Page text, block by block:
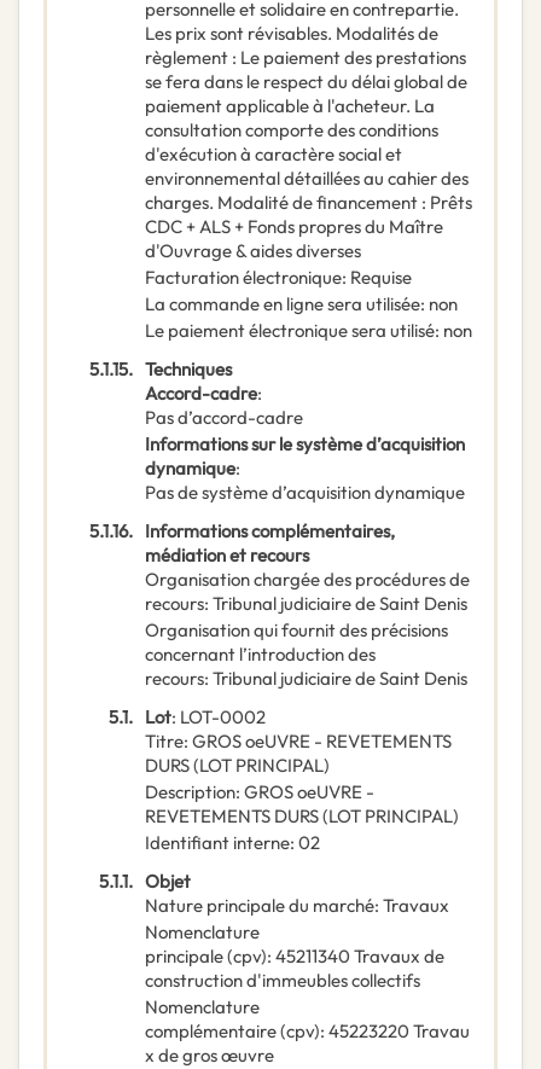
personnelle et solidaire en contrepartie.
Les prix sont révisables. Modalités de
règlement : Le paiement des prestations
se fera dans le respect du délai global de
paiement applicable à l'acheteur. La
consultation comporte des conditions
d'exécution à caractère social et
environnemental détaillées au cahier des
charges. Modalité de financement : Prêts
CDC + ALS + Fonds propres du Maître
d'Ouvrage & aides diverses
Facturation électronique: Requise
La commande en ligne sera utilisée: non
Le paiement électronique sera utilisé: non
5.1.15. Techniques
Accord-cadre:
Pas d’accord-cadre
Informations sur le système d’acquisition
dynamique:
Pas de système d’acquisition dynamique
5.1.16. Informations complémentaires,
médiation et recours
Organisation chargée des procédures de
recours: Tribunal judiciaire de Saint Denis
Organisation qui fournit des précisions
concernant l’introduction des
recours: Tribunal judiciaire de Saint Denis
5.1. Lot: LOT-0002
Titre: GROS oeUVRE - REVETEMENTS
DURS (LOT PRINCIPAL)
Description: GROS oeUVRE -
REVETEMENTS DURS (LOT PRINCIPAL)
Identifiant interne: 02
5.1.1. Objet
Nature principale du marché: Travaux
Nomenclature
principale(cpv): 45211340 Travaux de
construction d'immeubles collectifs
Nomenclature
complémentaire(cpv): 45223220 Travau
x de gros œuvre